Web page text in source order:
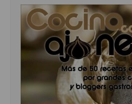
Cocina Alemana
Cocina Austriaca
Cocina Belga
Cocina Britanica